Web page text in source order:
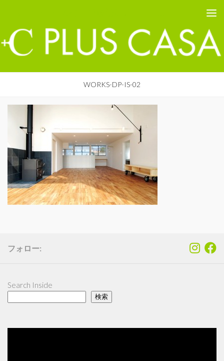
WORKS-DP-IS-02
フォロー:
Search Inside
検索